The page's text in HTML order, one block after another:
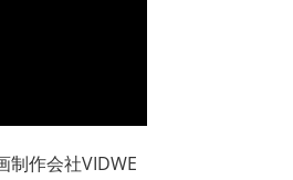
制作会社VIDWE